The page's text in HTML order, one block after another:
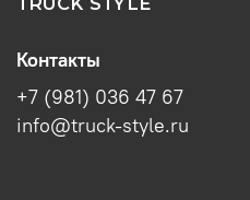
Контакты
+7 (981) 036 47 67
info@truck-style.ru